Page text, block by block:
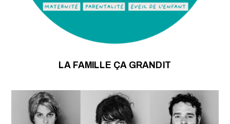
LA FAMILLE ÇA GRANDIT